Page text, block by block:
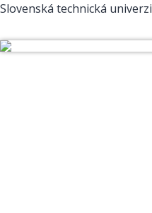
Slovenská technická